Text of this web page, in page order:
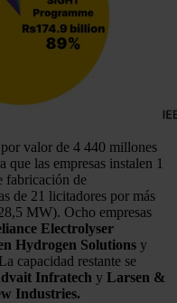
valor de 4 440 millones
que las empresas instalen 1
fabricación de
de 21 licitadores por más
MW). Ocho empresas
Electrolyser
Hydrogen Solutions y
capacidad restante se
Infratech y Larsen &
Industries.